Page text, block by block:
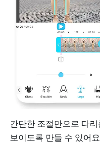
간단한 조절만으로 다
보이도록 만들 수 있어